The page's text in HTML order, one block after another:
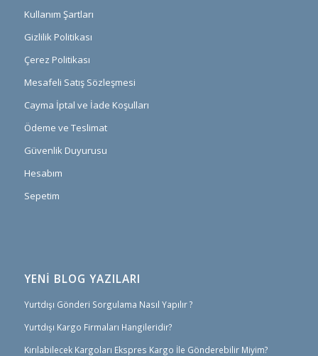
Kullanım Şartları
Gizlilik Politikası
Çerez Politikası
Mesafeli Satış Sözleşmesi
Cayma İptal ve İade Koşulları
Ödeme ve Teslimat
Güvenlik Duyurusu
Hesabım
Sepetim
YENİ BLOG YAZILARI
Yurtdışı Gönderi Sorgulama Nasıl Yapılır ?
Yurtdışı Kargo Firmaları Hangileridir?
Kırılabilecek Kargoları Ekspres Kargo İle Gönderebilir Miyim?